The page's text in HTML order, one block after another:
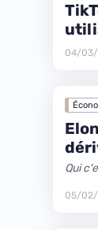
04/
Qui
05/